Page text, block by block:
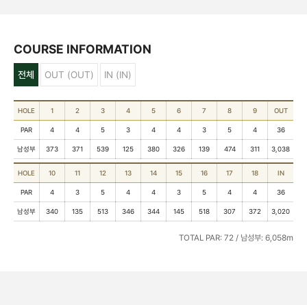
COURSE INFORMATION
전체 OUT (OUT) IN (IN)
HOLE 1 2 3 4 5 6 7 8 9 OUT
PAR 4 4 5 3 4 4 3 5 4 36
남성부 373 371 539 125 380 326 139 474 311 3,038
HOLE 10 11 12 13 14 15 16 17 18 IN
PAR 4 3 5 4 4 3 5 4 4 36
남성부 340 135 513 346 344 145 518 307 372 3,020
TOTAL PAR: 72 / 남성부: 6,058m